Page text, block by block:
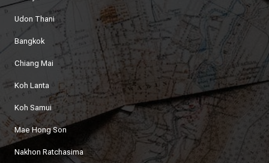
Udon Thani
Bangkok
Chiang Mai
Koh Lanta
Koh Samui
Mae Hong Son
Nakhon Ratchasima